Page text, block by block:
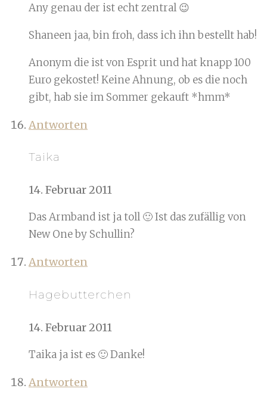
Any genau der ist echt zentral 😉
Shaneen jaa, bin froh, dass ich ihn bestellt hab!
Anonym die ist von Esprit und hat knapp 100
Euro gekostet! Keine Ahnung, ob es die noch
gibt, hab sie im Sommer gekauft *hmm*
Antworten
Taika
14. Februar 2011
Das Armband ist ja toll 🙂 Ist das zufällig von
New One by Schullin?
Antworten
Hagebutterchen
14. Februar 2011
Taika ja ist es 🙂 Danke!
Antworten